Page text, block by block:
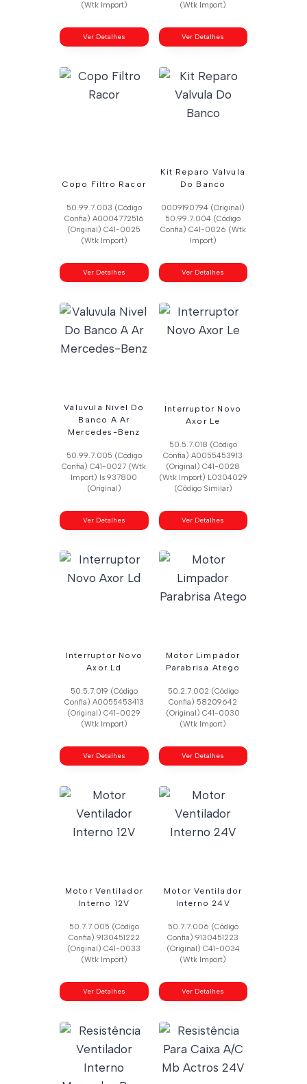
(Wtk Import)
Ver Detalhes
(Wtk Import)
Ver Detalhes
Copo Filtro Racor
50.99.7.003 (Código
Confia) A0004772516
(Original) C41-0025
(Wtk Import)
Ver Detalhes
Kit Reparo Valvula
Do Banco
0009190794 (Original)
50.99.7.004 (Código
Confia) C41-0026 (Wtk
Import)
Ver Detalhes
Valuvula Nivel Do
Banco A Ar
Mercedes-Benz
50.99.7.005 (Código
Confia) C41-0027 (Wtk
Import) Is 937800
(Original)
Ver Detalhes
Interruptor Novo
Axor Le
50.5.7.018 (Código
Confia) A0055453913
(Original) C41-0028
(Wtk Import) L0304029
(Código Similar)
Ver Detalhes
Interruptor Novo
Axor Ld
50.5.7.019 (Código
Confia) A0055453413
(Original) C41-0029
(Wtk Import)
Ver Detalhes
Motor Limpador
Parabrisa Atego
50.2.7.002 (Código
Confia) 58209642
(Original) C41-0030
(Wtk Import)
Ver Detalhes
Motor Ventilador
Interno 12V
50.7.7.005 (Código
Confia) 9130451222
(Original) C41-0033
(Wtk Import)
Ver Detalhes
Motor Ventilador
Interno 24V
50.7.7.006 (Código
Confia) 9130451223
(Original) C41-0034
(Wtk Import)
Ver Detalhes